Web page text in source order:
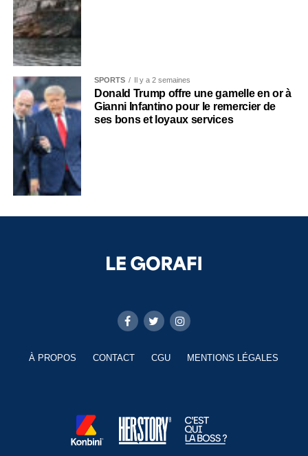
SPORTS Il y a 2 semaines
Donald Trump offre une gamelle en or à
Gianni Infantino pour le remercier de
ses bons et loyaux services
À PROPOS CONTACT CGU MENTIONS LÉGALES